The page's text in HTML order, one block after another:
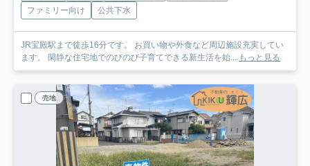
ファミリー向け
公共下水
JR宝殿駅まで徒歩16分です。 お買い物や外食など周辺施設充実してい
ます。 閑静な住宅地でのびのび子育てできる新生活を始... もっと見る
売地